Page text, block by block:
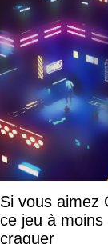
Si vous aimez
ce jeu à
craquer